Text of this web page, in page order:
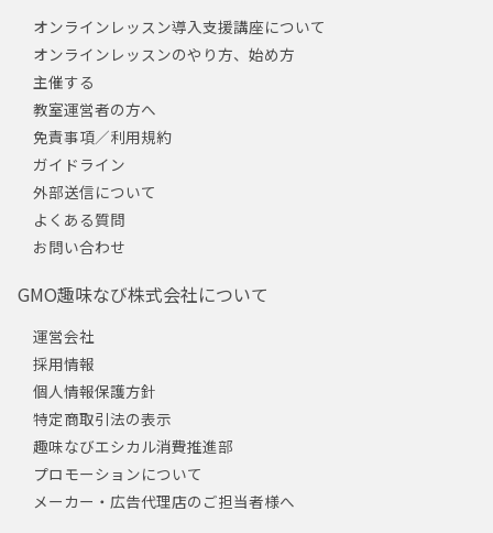
オンラインレッスン導入支援講座について
オンラインレッスンのやり方、始め方
主催する
教室運営者の方へ
免責事項／利用規約
ガイドライン
外部送信について
よくある質問
お問い合わせ
GMO趣味なび株式会社について
運営会社
採用情報
個人情報保護方針
特定商取引法の表示
趣味なびエシカル消費推進部
プロモーションについて
メーカー・広告代理店のご担当者様へ